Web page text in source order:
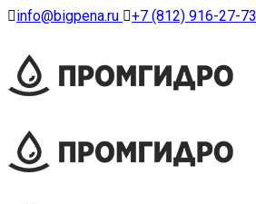
info@bigpena.ru +7 (812) 916-27-73